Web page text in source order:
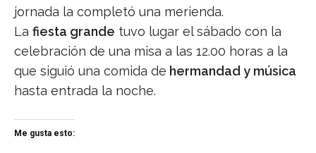
jornada la completó una merienda.
La fiesta grande tuvo lugar el sábado con la
celebración de una misa a las 12.00 horas a la
que siguió una comida de hermandad y música
hasta entrada la noche.
Me gusta esto: